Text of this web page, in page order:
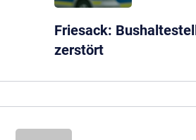
Friesack:
zerstört